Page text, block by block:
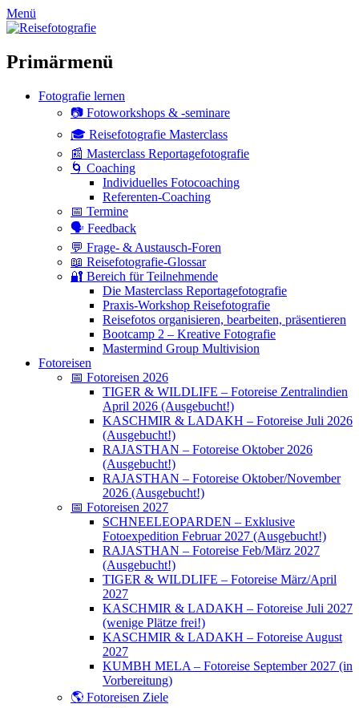
zum
Inhalt
Menü
Primärmenü
Fotografie lernen
📷 Fotoworkshops & -seminare
🎓 Reisefotografie Masterclass
📰 Masterclass Reportagefotografie
🌀 Coaching
Individuelles Fotocoaching
Referenten-Coaching
📅 Termine
🗣 Feedback
💬 Frage- & Austausch-Foren
📖 Reisefotografie-Glossar
🔐 Bereich für Teilnehmende
Die Masterclass Reportagefotografie
Praxis-Workshop Reisefotografie
Reisefotos organisieren, bearbeiten, präsentieren
Bootcamp 2 – Kreative Fotografie
Mastermind Group Multivision
Fotoreisen
📅 Fotoreisen 2026
TIGER & WILDLIFE – Fotoreise Zentralindien
April 2026 (Ausgebucht!)
KASCHMIR & LADAKH – Fotoreise Juli 2026
(Ausgebucht!)
RAJASTHAN – Fotoreise Oktober 2026
(Ausgebucht!)
RAJASTHAN – Fotoreise Oktober/November
2026 (Ausgebucht!)
📅 Fotoreisen 2027
SCHNEELEOPARDEN – Exklusive
Fotoexpedition Februar 2027 (Ausgebucht!)
RAJASTHAN – Fotoreise Feb/März 2027
(Ausgebucht!)
TIGER & WILDLIFE – Fotoreise März/April
2027
KASCHMIR & LADAKH – Fotoreise Juli 2027
(wenige Plätze frei!)
KASCHMIR & LADAKH – Fotoreise August
2027
KUMBH MELA – Fotoreise September 2027 (in
Vorbereitung)
🌎 Fotoreisen Ziele